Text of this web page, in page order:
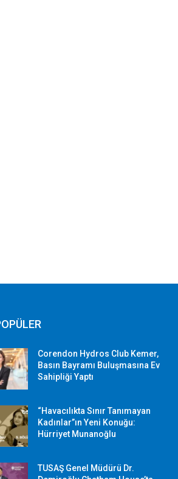
Corendon Hydros Club Kemer,
Basın Bayramı Buluşmasına Ev
Sahipliği Yaptı
“Havacılıkta Sınır Tanımayan
Kadınlar”ın Yeni Konuğu:
Hürriyet Munanoğlu
TUSAŞ Genel Müdürü Dr.